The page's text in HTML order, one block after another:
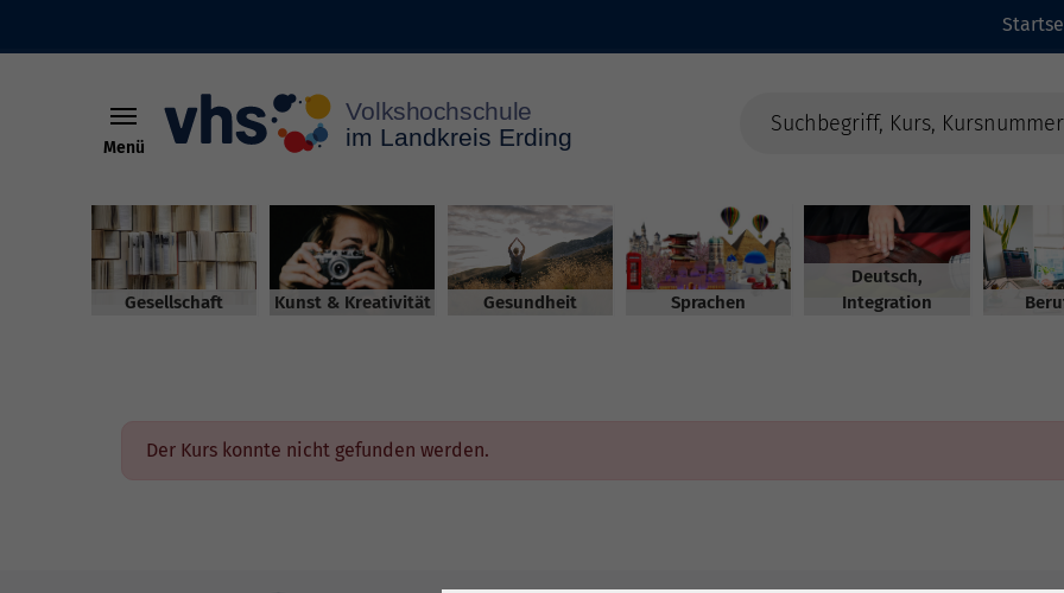
Menü
Gesellschaft Kunst & Kreativität Gesundheit Sprachen
Deutsch,
Integration
Der Kurs konnte nicht gefunden werden.